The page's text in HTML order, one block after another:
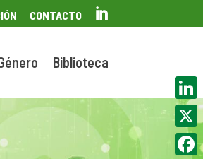
CONTACTO 
Biblioteca
X